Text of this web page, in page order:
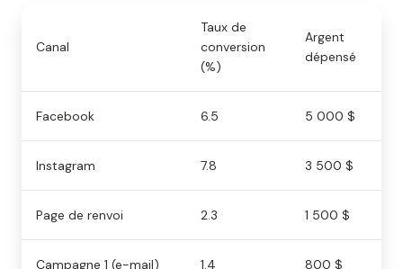
Canal
Taux de
conversion
(%)
Argent
dépensé
Facebook 6.5 5 000 $
Instagram 7.8 3 500 $
Page de renvoi 2.3 1 500 $
Campagne 1 (e-mail) 1.4 800 $